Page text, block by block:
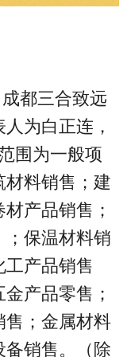
都三合致远
为白正连，
围为一般项
材料销售；建
产品销售；
；保温材料销
产品销售
产品零售；
售；金属材料
备销售。（除